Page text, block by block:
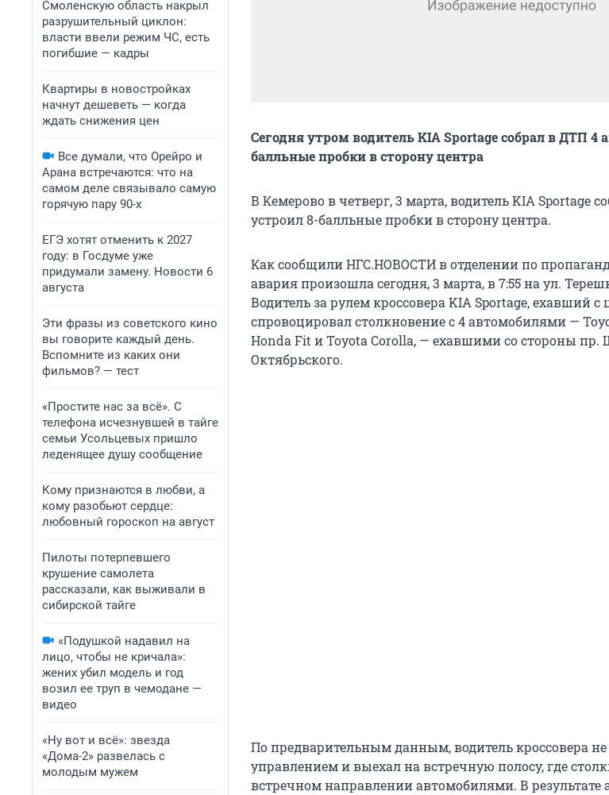
Смоленскую область накрыл
разрушительный циклон:
власти ввели режим ЧС, есть
погибшие — кадры
Квартиры в новостройках
начнут дешеветь — когда
ждать снижения цен
Все думали, что Орейро и
Арана встречаются: что на
самом деле связывало самую
горячую пару 90-х
ЕГЭ хотят отменить к 2027
году: в Госдуме уже
придумали замену. Новости 6
августа
Эти фразы из советского кино
вы говорите каждый день.
Вспомните из каких они
фильмов? — тест
«Простите нас за всё». С
телефона исчезнувшей в тайге
семьи Усольцевых пришло
леденящее душу сообщение
Кому признаются в любви, а
кому разобьют сердце:
любовный гороскоп на август
Пилоты потерпевшего
крушение самолета
рассказали, как выживали в
сибирской тайге
«Подушкой надавил на
лицо, чтобы не кричала»:
жених убил модель и год
возил ее труп в чемодане —
видео
«Ну вот и всё»: звезда
«Дома-2» развелась с
молодым мужем
Сегодня утром водитель KIA Sportage собрал в ДТП 4
балльные пробки в сторону центра
В Кемерово в четверг, 3 марта, водитель KIA Sportage
устроил 8-балльные пробки в сторону центра.
Как сообщили НГС.НОВОСТИ в отделении по
авария произошла сегодня, 3 марта, в 7:55 на ул.
Водитель за рулем кроссовера KIA Sportage, ехавший с
спровоцировал столкновение с 4 автомобилями —
Honda Fit и Toyota Corolla, — ехавшими со стороны пр.
Октябрьского.
По предварительным данным, водитель кроссовера не
управлением и выехал на встречную полосу, где
встречном направлении автомобилями. В результате